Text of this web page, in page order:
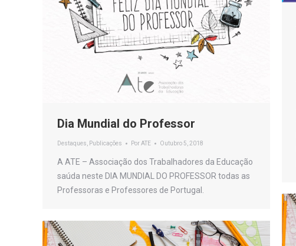
Dia Mundial do Professor
Destaques Publicações PorATE Outubro 5, 2018
A ATE – Associação dos Trabalhadores da Educação
saúda neste DIA MUNDIAL DO PROFESSOR todas as
Professoras e Professores de Portugal.